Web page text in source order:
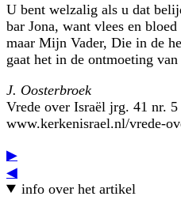
U bent welzalig als u dat
bar Jona, want vlees en
maar Mijn Vader, Die in de
gaat het in de ontmoeting
J. Oosterbroek
Vrede over Israël jrg. 41 nr.
www.kerkenisrael.nl/vrede-
▶
◀
info over het artikel